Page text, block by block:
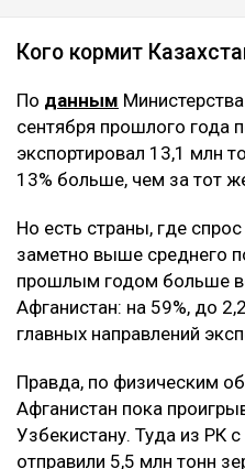
Кого кормит
По данным
сентября прошлого года
экспортировал 13,1 млн
13% больше, чем за тот
Но есть страны, где
заметно выше среднего
прошлым годом больше
Афганистан: на 59%, до
главных направлений
Правда, по физическим
Афганистан пока
Узбекистану. Туда из РК
отправили 5,5 млн тонн